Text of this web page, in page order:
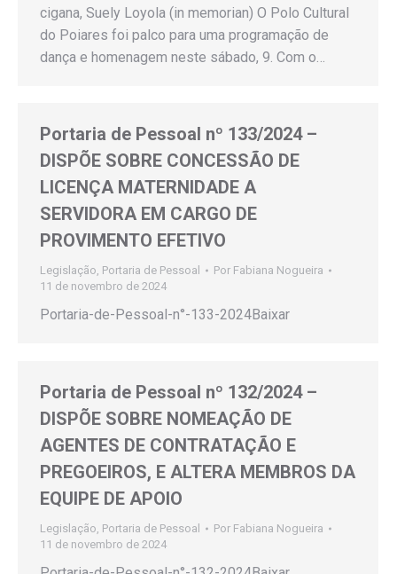
cigana, Suely Loyola (in memorian) O Polo Cultural
do Poiares foi palco para uma programação de
dança e homenagem neste sábado, 9. Com o…
Portaria de Pessoal nº 133/2024 –
DISPÕE SOBRE CONCESSÃO DE
LICENÇA MATERNIDADE A
SERVIDORA EM CARGO DE
PROVIMENTO EFETIVO
Legislação, Portaria de Pessoal Por Fabiana Nogueira
11 de novembro de 2024
Portaria-de-Pessoal-n°-133-2024Baixar
Portaria de Pessoal nº 132/2024 –
DISPÕE SOBRE NOMEAÇÃO DE
AGENTES DE CONTRATAÇÃO E
PREGOEIROS, E ALTERA MEMBROS DA
EQUIPE DE APOIO
Legislação, Portaria de Pessoal Por Fabiana Nogueira
11 de novembro de 2024